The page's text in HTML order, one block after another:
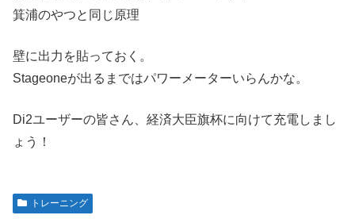
箕浦のやつと同じ原理
壁に出力を貼っておく。
Stageoneが出るまではパワーメーターいらんかな。
Di2ユーザーの皆さん、経済大臣旗杯に向けて充電しまし
ょう！
トレーニング